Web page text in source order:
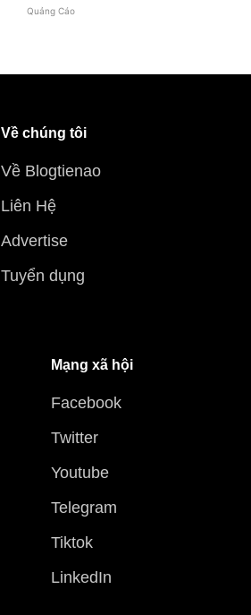
Quảng Cáo
Về chúng tôi
Về Blogtienao
Liên Hệ
Advertise
Tuyển dụng
Mạng xã hội
Facebook
Twitter
Youtube
Telegram
Tiktok
LinkedIn